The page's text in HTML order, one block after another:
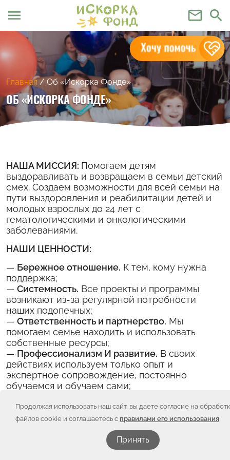
Продолжая использовать наш сайт, вы даете согласие на
файлов cookie и соглашаетесь с правилами его использования
Принять
menu mail_outline search
Главная/ Об «Искорка Фонде»
ОБ «ИСКОРКА ФОНДЕ»
НАША МИССИЯ: Помогаем детям
выздоравливать и возвращаем в семьи детский
смех. Создаем возможности для всей семьи на
пути выздоровления и реабилитации детей и
молодых взрослых до 24 лет с
гематологическими и онкологическими
заболеваниями.
НАШИ ЦЕННОСТИ:
— Бережное отношение. К тем, кому нужна
поддержка;
— Системность. Все проекты и программы
возникают из-за регулярной потребности
наших подопечных;
— Ответственность и партнерство. Мы
помогаем семье находить и использовать
собственные ресурсы;
— Профессионализм И развитие. В своих
действиях используем только опыт и
экспертное сопровождение, постоянно
обучаемся и обучаем сами;
наших волонтеров, добровольцев и
жертвователей много подопечных семей: как
бывших, так и нынешних.
В 1989 году было создано общественное